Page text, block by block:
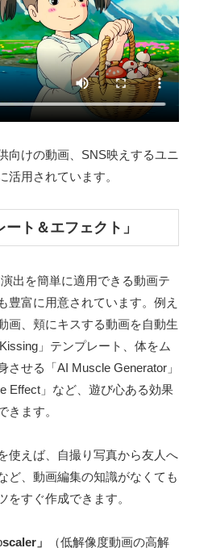
向けの動画、SNS映えするユニ
活用されています。
ト＆エフェクト」
出を簡単に適用できる動画テ
豊富に用意されています。例え
画、頬にキスする動画を自動生
」テンプレート、体をム
させる「AI Muscle Generator」
Effect」など、遊び心ある効果
きます。
使えば、自撮り写真から友人へ
ど、動画編集の知識がなくても
をすぐ作成できます。
scaler」
（低解像度動画の高解